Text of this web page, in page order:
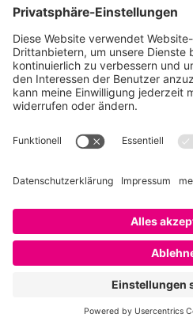
mögliche
„wenn man mit
werbebotschaften
dann schalten die
nicht erst ein!“
überraschung,
end beachten beim
was ich niemandem
als gutes guerilla
[youtube=http://
v=T5vnP91edNw]